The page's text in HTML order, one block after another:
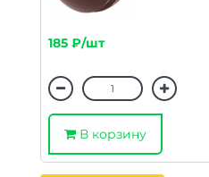
185 ₽/шт
В корзину